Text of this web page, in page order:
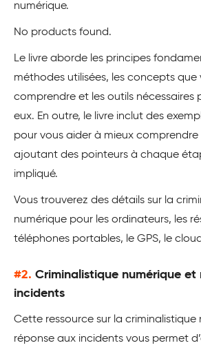
numérique.
No products found.
Le livre aborde les principes
méthodes utilisées, les concepts que
comprendre et les outils nécessaires
eux. En outre, le livre inclut des
pour vous aider à mieux comprendre
ajoutant des pointeurs à chaque
impliqué.
Vous trouverez des détails sur la
numérique pour les ordinateurs, les
téléphones portables, le GPS, le
#2. Criminalistique numérique et
incidents
Cette ressource sur la criminalistique
réponse aux incidents vous permet